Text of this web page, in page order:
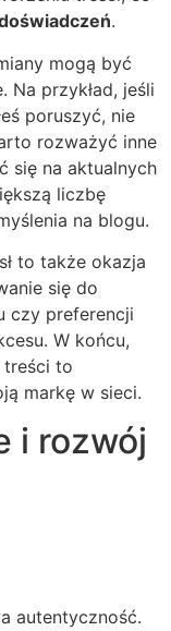
.
mogą być
Na przykład, jeśli
poruszyć, nie
rozważyć inne
się na aktualnych
liczbę
na blogu.
to także okazja
się do
czy preferencji
W końcu,
treści to
markę w sieci.
i rozwój
autentyczność.